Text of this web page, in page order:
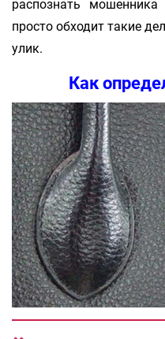
распознать
просто обходит такие
улик.
Как